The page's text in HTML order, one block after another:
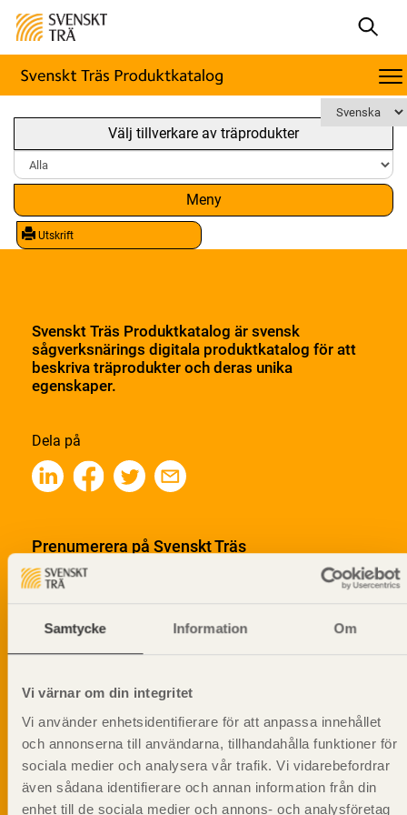
Samtycke Information Om
Vi värnar om din integritet
Vi använder enhetsidentifierare för att anpassa innehållet
och annonserna till användarna, tillhandahålla funktioner för
sociala medier och analysera vår trafik. Vi vidarebefordrar
även sådana identifierare och annan information från din
enhet till de sociala medier och annons- och analysföretag
Välj tillverkare av träprodukter
Meny
Utskrift
Svenskt Träs Produktkatalog är svensk
sågverksnärings digitala produktkatalog för att
beskriva träprodukter och deras unika
egenskaper.
Dela på
Prenumerera på Svenskt Träs
informationsutskick!